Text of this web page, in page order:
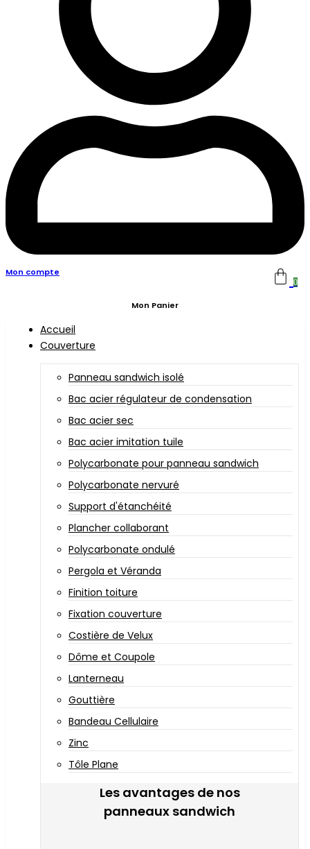
Mon compte
0
Mon Panier
Accueil
Couverture
Panneau sandwich isolé
Bac acier régulateur de condensation
Bac acier sec
Bac acier imitation tuile
Polycarbonate pour panneau sandwich
Polycarbonate nervuré
Support d'étanchéité
Plancher collaborant
Polycarbonate ondulé
Pergola et Véranda
Finition toiture
Fixation couverture
Costière de Velux
Dôme et Coupole
Lanterneau
Gouttière
Bandeau Cellulaire
Zinc
Tôle Plane
Les avantages de nos
panneaux sandwich